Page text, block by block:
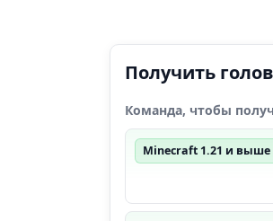
Получить
Команда, чтобы
Minecraft 1.21 и выше